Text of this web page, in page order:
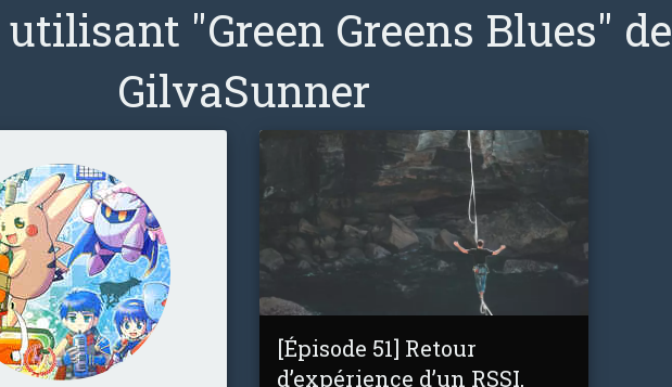
"Green Greens Blues" de
GilvaSunner
[Épisode 51] Retour
d’expérience d’un RSSI,